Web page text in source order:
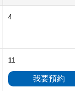
4
11
我要預約